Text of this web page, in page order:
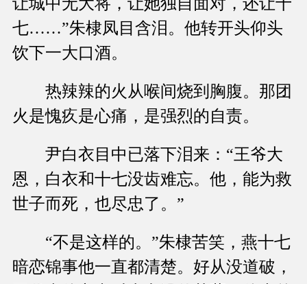
七……”朱棣凤目含泪。他转开头仰头
饮下一大口酒。
热辣辣的火从喉间烧到胸腹。那团
火是愧疚是心痛，是强烈的自责。
尹白衣目中已落下泪来：“王爷大
恩，白衣和十七没齿难忘。他，能为救
世子而死，也尽忠了。”
“不是这样的。”朱棣苦笑，燕十七
暗恋锦事他一直都清楚。好从没道破，